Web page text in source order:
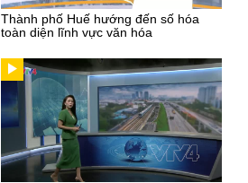
Thành phố Huế hướng đến số hóa
toàn diện lĩnh vực văn hóa